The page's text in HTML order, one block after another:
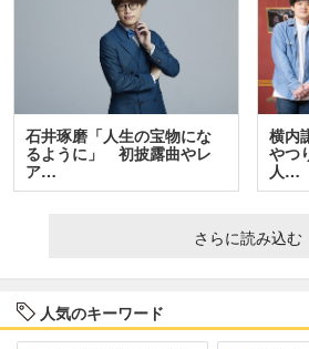
石井琢磨「人生の宝物にな
るように」 初披露曲やレ
ア…
横内
やつ
人…
さらに読み込む
人気のキーワード